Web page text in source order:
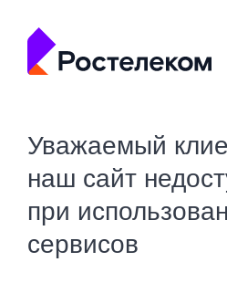
Уважаемый
наш сайт
при
сервисов